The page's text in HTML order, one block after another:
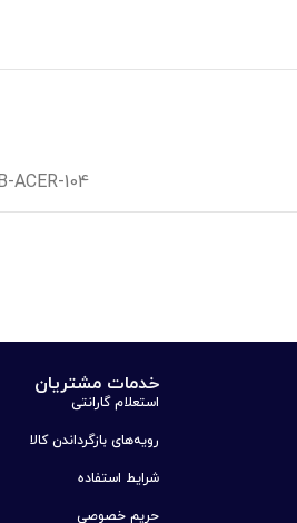
ACER-104
خدمات مشتریان
استعلام گارانتی
رویه‌های بازگرداندن کالا
شرایط استفاده
حریم خصوصی